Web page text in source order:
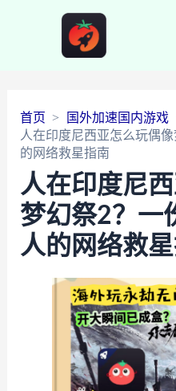
首页
国外加速国内游戏
人在印度尼西亚怎么玩偶
的网络救星指南
人在印度尼
梦幻祭2？一
人的网络救